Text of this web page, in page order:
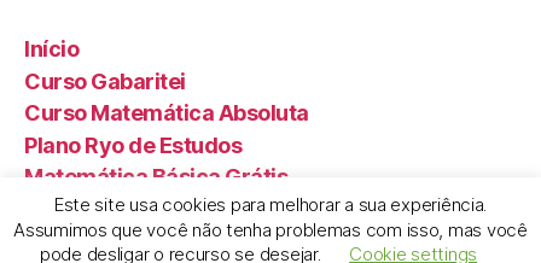
Início
Curso Gabaritei
Curso Matemática Absoluta
Plano Ryo de Estudos
Matemática Básica Grátis
Este site usa cookies para melhorar a sua experiência.
Assumimos que você não tenha problemas com isso, mas você
pode desligar o recurso se desejar.
Cookie settings